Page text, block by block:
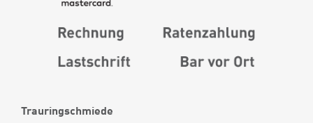
Trauringschmiede